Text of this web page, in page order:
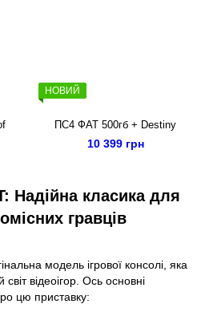
НОВИЙ
ПС4 ФАТ 500гб + Destiny
10 399 грн
Надійна класика для
гравців
модель ігрової консолі, яка
відеоігор. Ось основні
цю приставку: